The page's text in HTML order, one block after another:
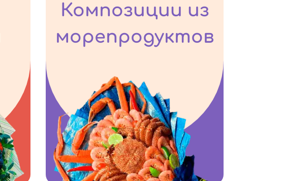
Композиции из
морепродуктов